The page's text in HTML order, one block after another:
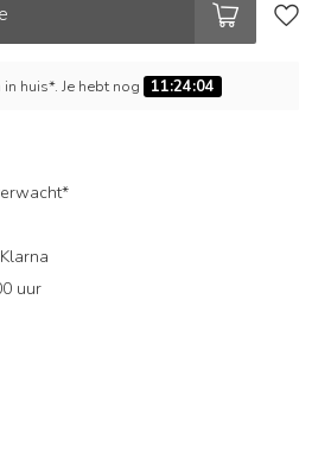
huis*. Je hebt nog 11:24:03
uur